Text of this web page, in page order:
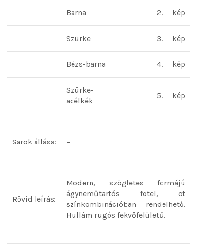
Barna 2. kép
Szürke 3. kép
Bézs-barna 4. kép
Szürke-
acélkék
5. kép
Sarok állása: –
Rövid leírás:
Modern, szögletes formájú
ágyneműtartós fotel, öt
színkombinációban rendelhető.
Hullám rugós fekvőfelületű.